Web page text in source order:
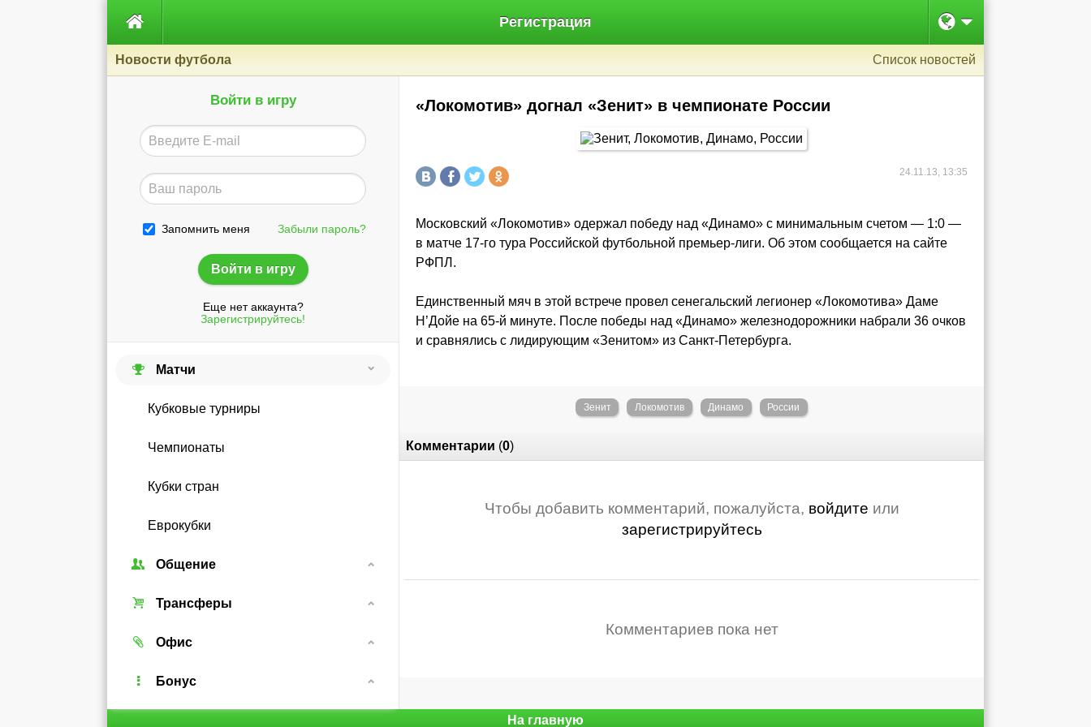
 Регистрация
Новости футбола Список новостей
Войти в игру
Запомнить меня Забыли пароль?
Еще нет аккаунта?
Зарегистрируйтесь!
Матчи
Кубковые турниры
Чемпионаты
Кубки стран
Еврокубки
Общение
Союзы
Форум
Чат
Трансферы
Трансферный рынок
Реальные игроки
Офис
Легенды
Бонус
«Локомотив» догнал «Зенит» в чемпионате России
24.11.13, 13:35
Московский «Локомотив» одержал победу над «Динамо» с минимальным счетом — 1:0 —
в матче 17-го тура Российской футбольной премьер-лиги. Об этом сообщается на сайте
РФПЛ.
Единственный мяч в этой встрече провел сенегальский легионер «Локомотива» Даме
Н’Дойе на 65-й минуте. После победы над «Динамо» железнодорожники набрали 36 очков
и сравнялись с лидирующим «Зенитом» из Санкт-Петербурга.
Зенит Локомотив Динамо России
Комментарии (0)
Чтобы добавить комментарий, пожалуйста, войдите или
зарегистрируйтесь
Комментариев пока нет
На главную